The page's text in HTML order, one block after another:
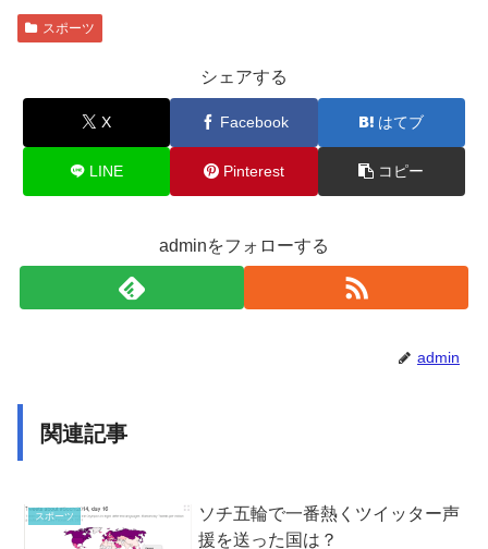
スポーツ
シェアする
X Facebook はてブ
LINE Pinterest コピー
adminをフォローする
admin
関連記事
スポーツ
ソチ五輪で一番熱くツイッター声
援を送った国は？